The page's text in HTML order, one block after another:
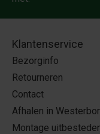
Klantenservice
Bezorginfo
Retourneren
Contact
Afhalen in
Montage